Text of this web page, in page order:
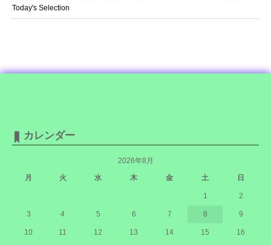
Today's Selection
カレンダー
2026年8月
月
火 水 木 金 土 日
1 2
3 4 5 6 7 8 9
10 11 12 13 14 15 16